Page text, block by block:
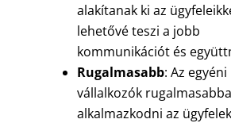
alakítanak ki az
lehetővé teszi a jobb
kommunikációt és
Rugalmasabb: Az egyéni
vállalkozók
alkalmazkodni az ügyfelek